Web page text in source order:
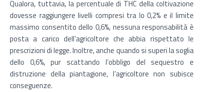
Qualora, tuttavia, la percentuale di THC della coltivazione
dovesse raggiungere livelli compresi tra lo 0,2% e il limite
massimo consentito dello 0,6%, nessuna responsabilità è
posta a carico dell’agricoltore che abbia rispettato le
prescrizioni di legge. Inoltre, anche quando si superi la soglia
dello 0,6%, pur scattando l’obbligo del sequestro e
distruzione della piantagione, l’agricoltore non subisce
conseguenze.